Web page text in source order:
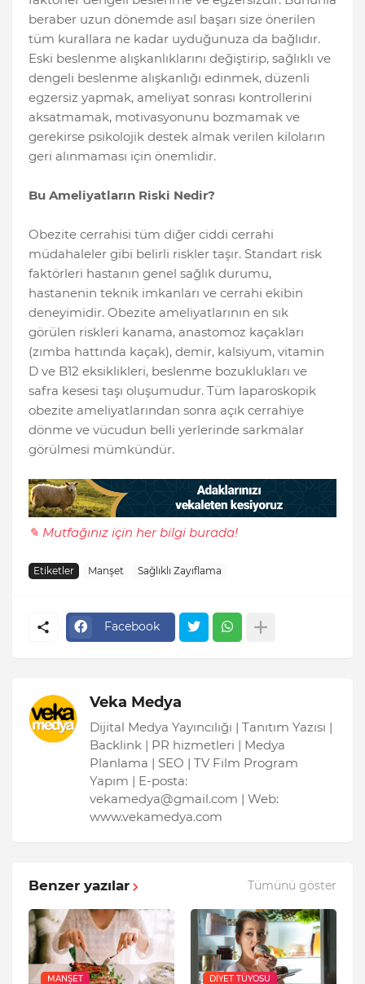
beraber uzun dönemde asıl başarı size önerilen
tüm kurallara ne kadar uyduğunuza da bağlıdır.
Eski beslenme alışkanlıklarını değiştirip, sağlıklı ve
dengeli beslenme alışkanlığı edinmek, düzenli
egzersiz yapmak, ameliyat sonrası kontrollerini
aksatmamak, motivasyonunu bozmamak ve
gerekirse psikolojik destek almak verilen kiloların
geri alınmaması için önemlidir.
Bu Ameliyatların Riski Nedir?
Obezite cerrahisi tüm diğer ciddi cerrahi
müdahaleler gibi belirli riskler taşır. Standart risk
faktörleri hastanın genel sağlık durumu,
hastanenin teknik imkanları ve cerrahi ekibin
deneyimidir. Obezite ameliyatlarının en sık
görülen riskleri kanama, anastomoz kaçakları
(zımba hattında kaçak), demir, kalsiyum, vitamin
D ve B12 eksiklikleri, beslenme bozuklukları ve
safra kesesi taşı oluşumudur. Tüm laparoskopik
obezite ameliyatlarından sonra açık cerrahiye
dönme ve vücudun belli yerlerinde sarkmalar
görülmesi mümkündür.
✎ Mutfağınız için her bilgi burada!
Etiketler Manşet Sağlıklı Zayıflama
Facebook
Veka Medya
Dijital Medya Yayıncılığı | Tanıtım Yazısı |
Backlink | PR hizmetleri | Medya
Planlama | SEO | TV Film Program
Yapım | E-posta:
vekamedya@gmail.com | Web:
www.vekamedya.com
Benzer yazılar Tümünü göster
MANŞET DIYET TÜYOSU